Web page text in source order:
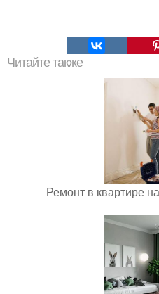
Читайте также
Ремонт в квартире